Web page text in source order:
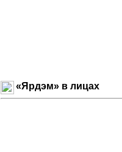
«Ярдэм» в лицах